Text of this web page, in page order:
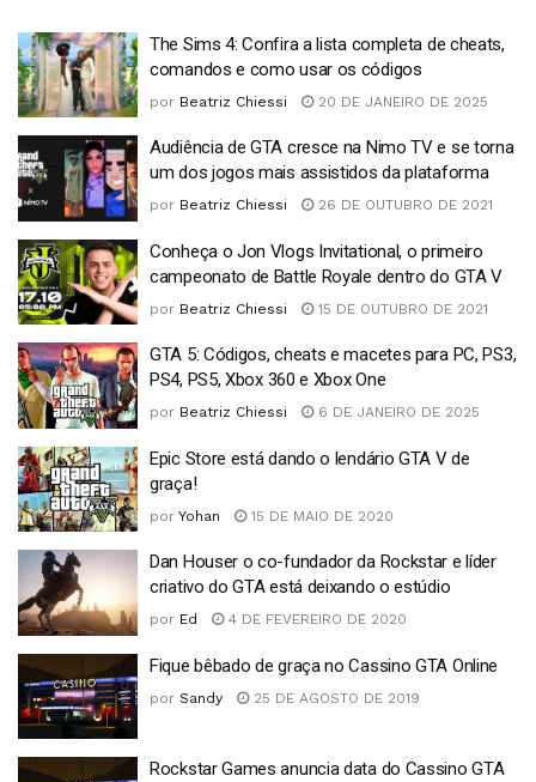
The Sims 4: Confira a lista completa de cheats,
comandos e como usar os códigos
por Beatriz Chiessi 20 DE JANEIRO DE 2025
Audiência de GTA cresce na Nimo TV e se torna
um dos jogos mais assistidos da plataforma
por Beatriz Chiessi 26 DE OUTUBRO DE 2021
Conheça o Jon Vlogs Invitational, o primeiro
campeonato de Battle Royale dentro do GTA V
por Beatriz Chiessi 15 DE OUTUBRO DE 2021
GTA 5: Códigos, cheats e macetes para PC, PS3,
PS4, PS5, Xbox 360 e Xbox One
por Beatriz Chiessi 6 DE JANEIRO DE 2025
Epic Store está dando o lendário GTA V de
graça!
por Yohan 15 DE MAIO DE 2020
Dan Houser o co-fundador da Rockstar e líder
criativo do GTA está deixando o estúdio
por Ed 4 DE FEVEREIRO DE 2020
Fique bêbado de graça no Cassino GTA Online
por Sandy 25 DE AGOSTO DE 2019
Rockstar Games anuncia data do Cassino GTA